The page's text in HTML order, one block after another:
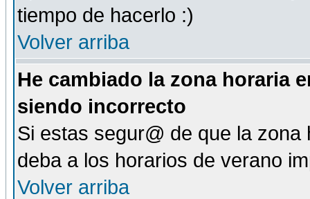
tiempo de hacerlo :)
Volver arriba
He cambiado la zona horaria
siendo incorrecto
Si estas segur@ de que la
deba a los horarios de verano
Volver arriba